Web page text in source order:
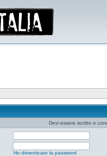
Devi essere iscritto e
Ho dimenticato la password